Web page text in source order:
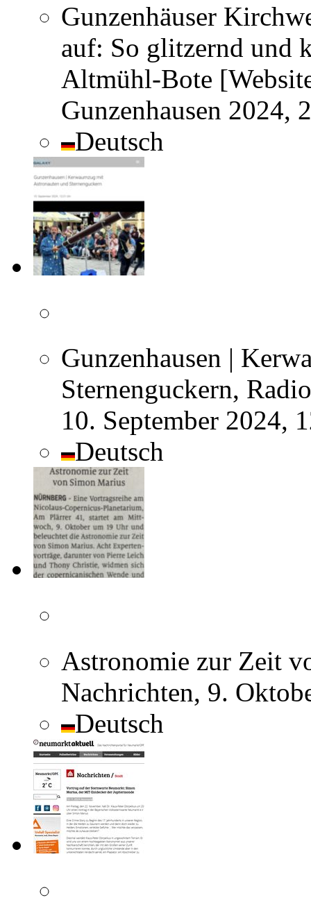
Gunzenhäuser
auf: So glitzernd und
Altmühl-Bote
Gunzenhausen 2024,
Deutsch
Gunzenhausen |
Sternenguckern,
10. September 2024,
Deutsch
Astronomie zur Zeit
Nachrichten, 9.
Deutsch